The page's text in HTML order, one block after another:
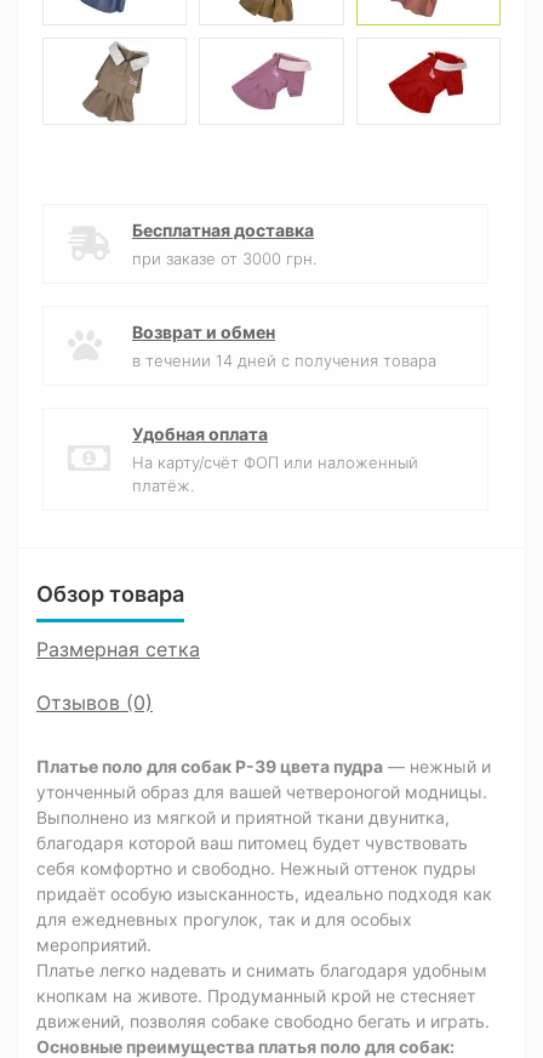
Бесплатная доставка
при заказе от 3000 грн.
Возврат и обмен
в течении 14 дней с получения товара
Удобная оплата
На карту/счёт ФОП или наложенный
платёж.
Обзор товара
Размерная сетка
Отзывов (0)
Платье поло для собак P-39 цвета пудра — нежный и
утонченный образ для вашей четвероногой модницы.
Выполнено из мягкой и приятной ткани двунитка,
благодаря которой ваш питомец будет чувствовать
себя комфортно и свободно. Нежный оттенок пудры
придаёт особую изысканность, идеально подходя как
для ежедневных прогулок, так и для особых
мероприятий.
Платье легко надевать и снимать благодаря удобным
кнопкам на животе. Продуманный крой не стесняет
движений, позволяя собаке свободно бегать и играть.
Основные преимущества платья поло для собак: